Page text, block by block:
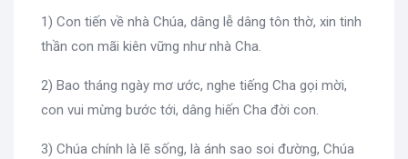
1) Con tiến về nhà Chúa, dâng lễ dâng tôn thờ, xin tinh
thần con mãi kiên vững như nhà Cha.
2) Bao tháng ngày mơ ước, nghe tiếng Cha gọi mời,
con vui mừng bước tới, dâng hiến Cha đời con.
3) Chúa chính là lẽ sống, là ánh sao soi đường, Chúa